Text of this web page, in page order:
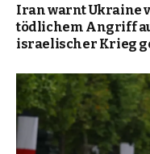
Iran warnt Ukraine
tödlichem Angriff
israelischer Krieg